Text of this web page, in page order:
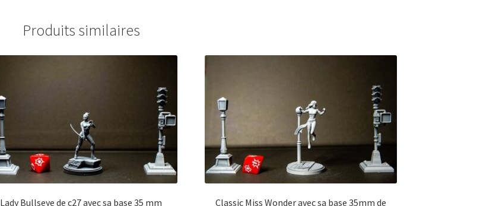
Produits similaires
Lady Bullseye de c27 avec sa base 35 mm
Classic Miss Wonder avec sa base 35mm de